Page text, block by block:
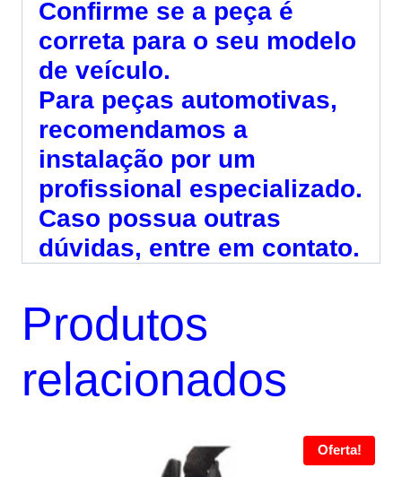
Confirme se a peça é
correta para o seu modelo
de veículo.
Para peças automotivas,
recomendamos a
instalação por um
profissional especializado.
Caso possua outras
dúvidas, entre em contato.
Produtos
relacionados
Oferta!